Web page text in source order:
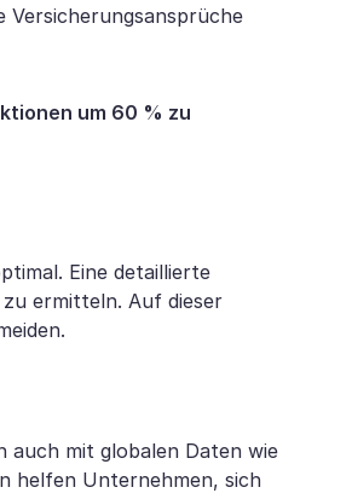
Versicherungsansprüche
um 60 % zu
Eine detaillierte
ermitteln. Auf dieser
auch mit globalen Daten wie
helfen Unternehmen, sich